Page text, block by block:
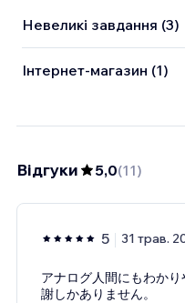
Невеликі завдання (3)
Інтернет-магазин (1)
Відгуки 5,0(11)
5 31 трав.
アナログ人間にもわか
謝しかありません。